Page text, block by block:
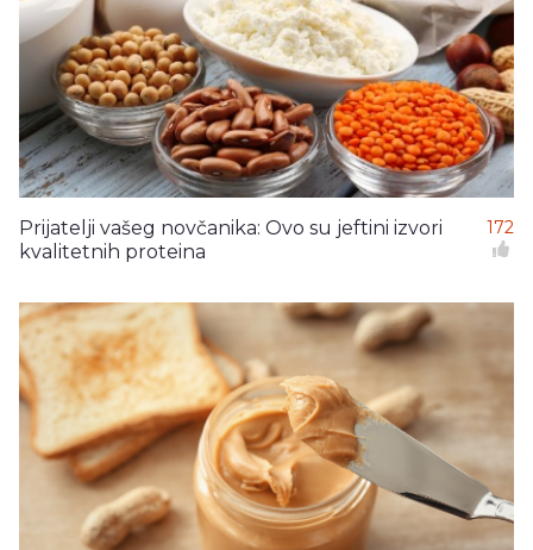
Prijatelji vašeg novčanika: Ovo su jeftini izvori
kvalitetnih proteina
172